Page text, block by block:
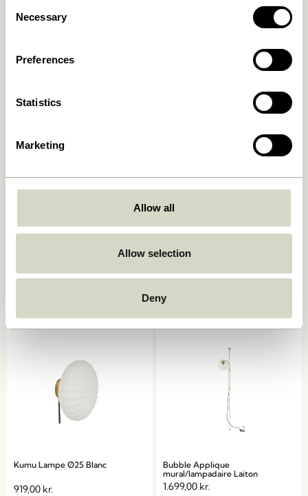
Selection
Necessary
Preferences
Statistics
Marketing
Allow all
Allow selection
Deny
Cover Lampe murale Noir
829,00kr.
Kumu Lampe Ø25 Blanc
919,00 kr.
Bubble Applique
mural/lampadaire Laiton
1.699,00 kr.